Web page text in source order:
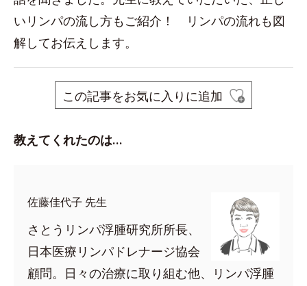
いリンパの流し方もご紹介！ リンパの流れも図
解してお伝えします。
この記事をお気に入りに追加
教えてくれたのは…
佐藤佳代子 先生
さとうリンパ浮腫研究所所長、
日本医療リンパドレナージ協会
顧問。日々の治療に取り組む他、リンパ浮腫